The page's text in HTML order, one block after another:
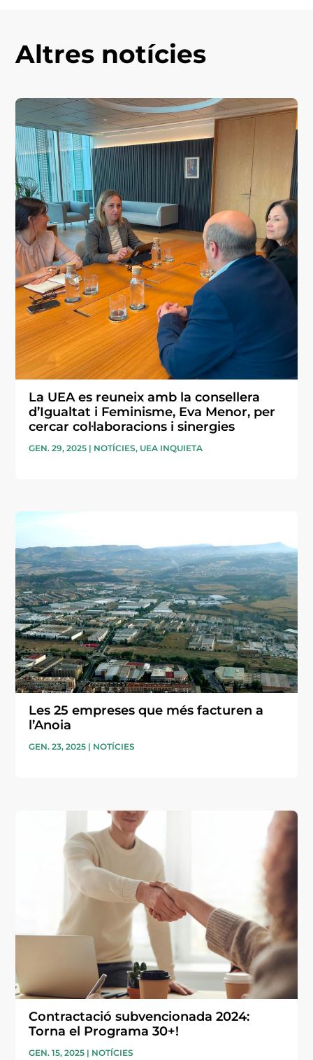
Altres notícies
La UEA es reuneix amb la consellera
d’Igualtat i Feminisme, Eva Menor, per
cercar col·laboracions i sinergies
GEN. 29, 2025 | NOTÍCIES, UEA INQUIETA
Les 25 empreses que més facturen a
l’Anoia
GEN. 23, 2025 | NOTÍCIES
Contractació subvencionada 2024:
Torna el Programa 30+!
GEN. 15, 2025 | NOTÍCIES